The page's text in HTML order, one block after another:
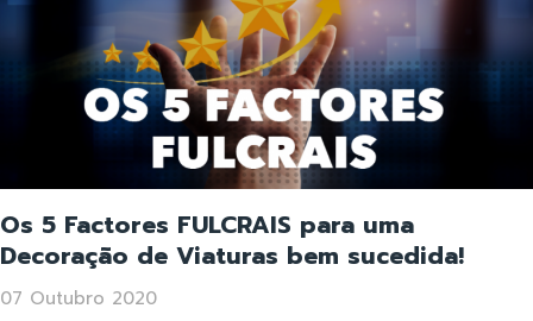
Os 5 Factores FULCRAIS para uma
Decoração de Viaturas bem sucedida!
07 Outubro 2020